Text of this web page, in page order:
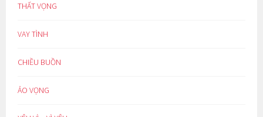
THẤT VỌNG
VAY TÌNH
CHIỀU BUỒN
ẢO VỌNG